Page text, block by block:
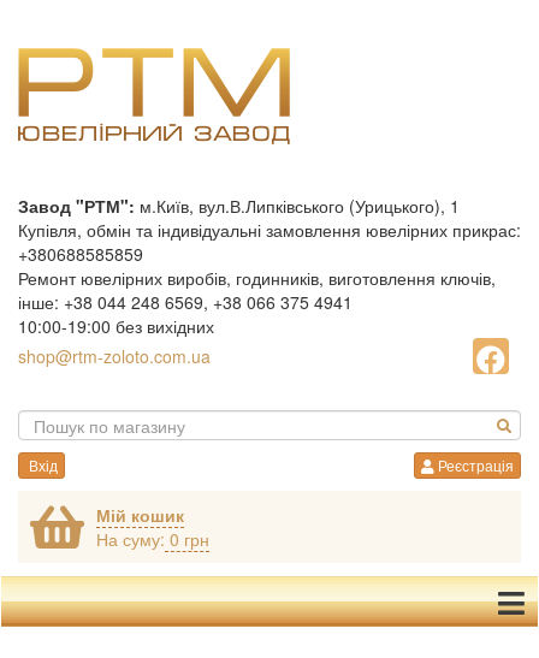
Завод "РТМ": м.Київ, вул.В.Липківського (Урицького), 1
Купівля, обмін та індивідуальні замовлення ювелірних прикрас:
+380688585859
Ремонт ювелірних виробів, годинників, виготовлення ключів,
інше: +38 044 248 6569, +38 066 375 4941
10:00-19:00 без вихідних
shop@rtm-zoloto.com.ua
Вхід Реєстрація
Мій кошик
На суму: 0 грн